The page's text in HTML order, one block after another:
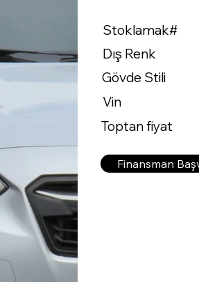
Stoklamak#
Dış Renk
Gövde Stili
Vin
Toptan fiyat
Finansman